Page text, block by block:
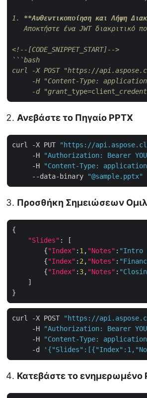
1. **Αυθεντικοποίηση και Λήψη
Αποκτήστε ένα JWT διακριτικό
<!--[CODE_SNIPPET_START]-->
```bash
curl -X POST "https://
-H "Content-Type:
     -d "grant_
type=client
Ανεβάστε το Πηγαίο PPTX
curl -X PUT
"https://
     -H
"Authorization: Bearer
     -H
"Content-Type:
     --data-binary
"@sample.pptx"
Προσθήκη Σημειώσεων
"Slides"
        {
"Index" : 1 , "Notes" : "Intro
        {
"Index" : 2 , "Notes" :
        {
"Index" : 3, "Notes" :
curl -X POST
"https://
     -H
"Authorization: Bearer
     -H
"Content-Type:
     -d
Κατεβάστε το ενημερωμένο